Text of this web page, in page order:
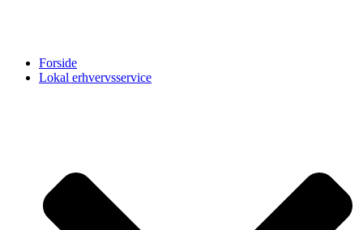
Forside
Lokal erhvervsservice